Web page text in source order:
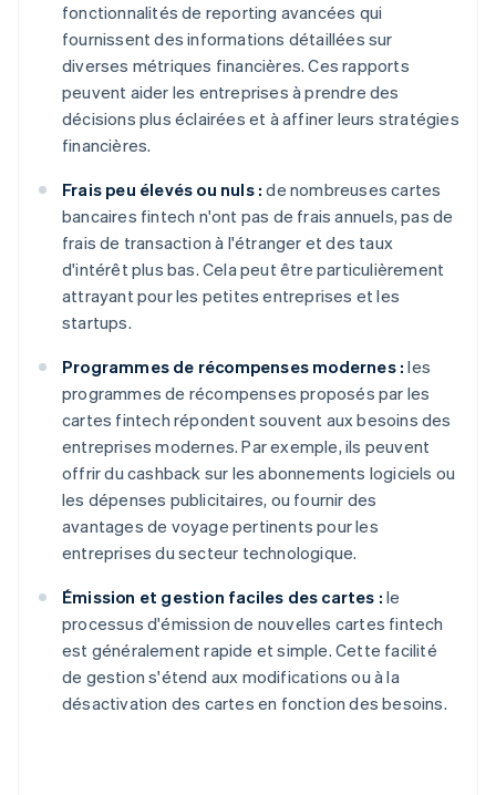
fonctionnalités de reporting avancées qui
fournissent des informations détaillées sur
diverses métriques financières. Ces rapports
peuvent aider les entreprises à prendre des
décisions plus éclairées et à affiner leurs stratégies
financières.
Frais peu élevés ou nuls : de nombreuses cartes
bancaires fintech n'ont pas de frais annuels, pas de
frais de transaction à l'étranger et des taux
d'intérêt plus bas. Cela peut être particulièrement
attrayant pour les petites entreprises et les
startups.
Programmes de récompenses modernes : les
programmes de récompenses proposés par les
cartes fintech répondent souvent aux besoins des
entreprises modernes. Par exemple, ils peuvent
offrir du cashback sur les abonnements logiciels ou
les dépenses publicitaires, ou fournir des
avantages de voyage pertinents pour les
entreprises du secteur technologique.
Émission et gestion faciles des cartes : le
processus d'émission de nouvelles cartes fintech
est généralement rapide et simple. Cette facilité
de gestion s'étend aux modifications ou à la
désactivation des cartes en fonction des besoins.